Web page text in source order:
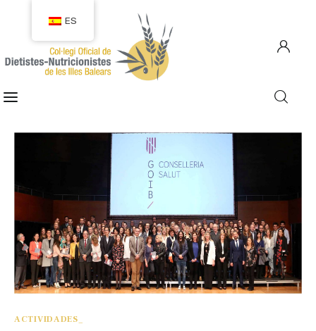
COLEGIADOS
CIUDADANÍA
RECURSOS
TRANSPARENCIA
ACTIVIDADES_
ES